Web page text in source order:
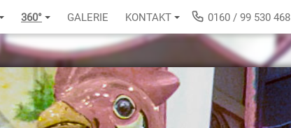
360° GALERIE KONTAKT 0160 / 99 530 468